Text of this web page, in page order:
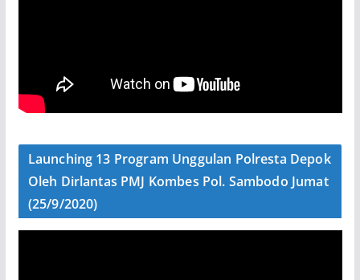
Launching 13 Program Unggulan Polresta Depok
Oleh Dirlantas PMJ Kombes Pol. Sambodo Jumat
(25/9/2020)